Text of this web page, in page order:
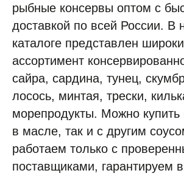
рыбные консервы оптом с
доставкой по всей России. В
каталоге представлен
ассортимент
сайра, сардина, тунец,
лосось, минтая, трески,
морепродукты. Можно купить
в масле, так и с другим
работаем только с
поставщиками, гарантируем